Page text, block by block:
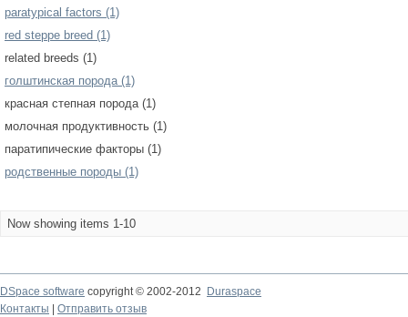
paratypical factors (1)
red steppe breed (1)
related breeds (1)
голштинская порода (1)
красная степная порода (1)
молочная продуктивность (1)
паратипические факторы (1)
родственные породы (1)
Now showing items 1-10
DSpace software copyright © 2002-2012
Duraspace
Контакты
Отправить отзыв